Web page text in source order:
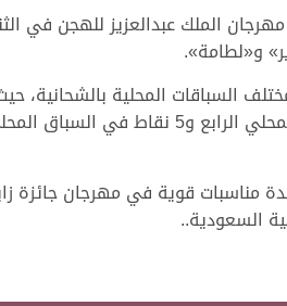
الملك عبدالعزيز للهجن في
و«لطامة».
مناسبات قوية في مهرجان جائزة
السعودية..